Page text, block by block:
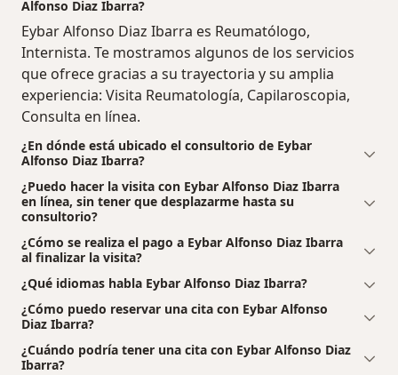
Alfonso Diaz Ibarra?
Eybar Alfonso Diaz Ibarra es Reumatólogo,
Internista. Te mostramos algunos de los servicios
que ofrece gracias a su trayectoria y su amplia
experiencia: Visita Reumatología, Capilaroscopia,
Consulta en línea.
¿En dónde está ubicado el consultorio de Eybar
Alfonso Diaz Ibarra?
¿Puedo hacer la visita con Eybar Alfonso Diaz Ibarra
en línea, sin tener que desplazarme hasta su
consultorio?
¿Cómo se realiza el pago a Eybar Alfonso Diaz Ibarra
al finalizar la visita?
¿Qué idiomas habla Eybar Alfonso Diaz Ibarra?
¿Cómo puedo reservar una cita con Eybar Alfonso
Diaz Ibarra?
¿Cuándo podría tener una cita con Eybar Alfonso Diaz
Ibarra?